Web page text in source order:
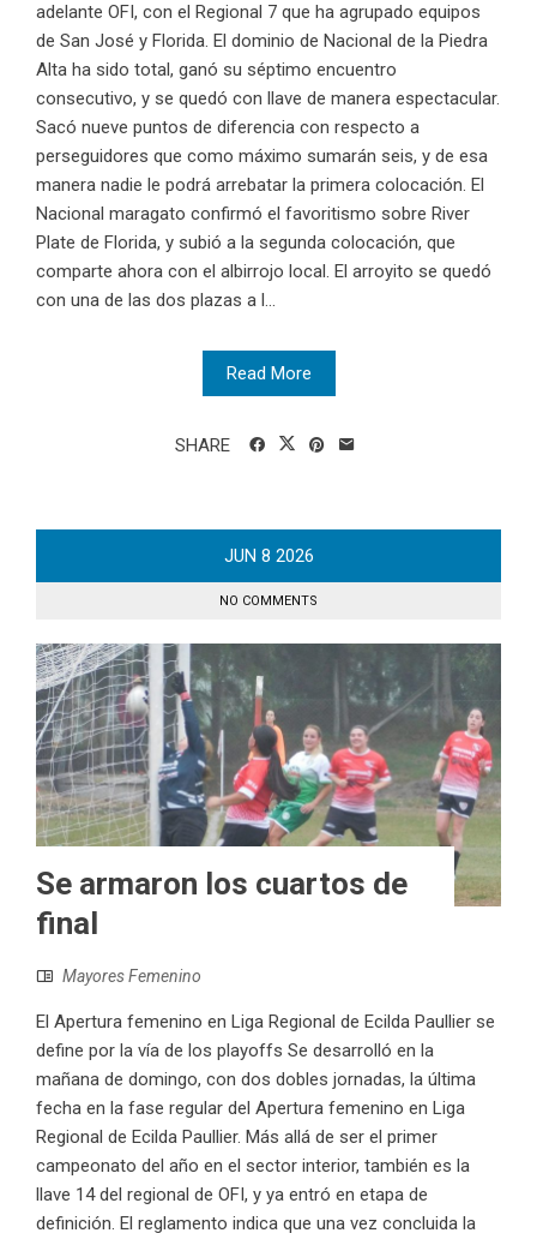
adelante OFI, con el Regional 7 que ha agrupado equipos
de San José y Florida. El dominio de Nacional de la Piedra
Alta ha sido total, ganó su séptimo encuentro
consecutivo, y se quedó con llave de manera espectacular.
Sacó nueve puntos de diferencia con respecto a
perseguidores que como máximo sumarán seis, y de esa
manera nadie le podrá arrebatar la primera colocación. El
Nacional maragato confirmó el favoritismo sobre River
Plate de Florida, y subió a la segunda colocación, que
comparte ahora con el albirrojo local. El arroyito se quedó
con una de las dos plazas a l...
Read More
SHARE
JUN 8 2026
NO COMMENTS
Se armaron los cuartos de
final
Mayores Femenino
El Apertura femenino en Liga Regional de Ecilda Paullier se
define por la vía de los playoffs Se desarrolló en la
mañana de domingo, con dos dobles jornadas, la última
fecha en la fase regular del Apertura femenino en Liga
Regional de Ecilda Paullier. Más allá de ser el primer
campeonato del año en el sector interior, también es la
llave 14 del regional de OFI, y ya entró en etapa de
definición. El reglamento indica que una vez concluida la